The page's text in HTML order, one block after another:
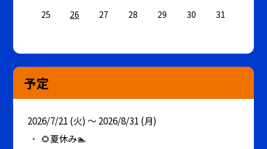
25
26 27 28 29 30 31
予定
2026/7/21 (火) ～ 2026/8/31 (月)
🌻夏休み🏊